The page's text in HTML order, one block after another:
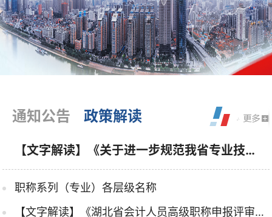
通知公告 政策解读
【文字解读】《关于进一步规范我省专业技术人员...
职称系列（专业）各层级名称
【文字解读】《湖北省会计人员高级职称申报评审条件》政策解读